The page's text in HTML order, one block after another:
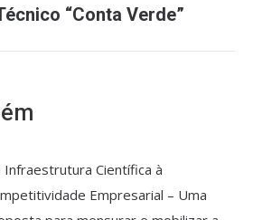
post:
“Conta Verde”
Infraestrutura Científica à
Empresarial – Uma